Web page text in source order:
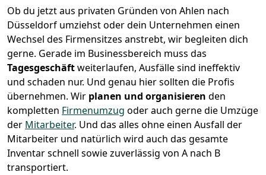
Ob du jetzt aus privaten Gründen von Ahlen nach
Düsseldorf umziehst oder dein Unternehmen einen
Wechsel des Firmensitzes anstrebt, wir begleiten dich
gerne. Gerade im Businessbereich muss das
Tagesgeschäftweiterlaufen, Ausfälle sind ineffektiv
und schaden nur. Und genau hier sollten die Profis
übernehmen. Wir planen und organisieren den
kompletten Firmenumzug oder auch gerne die Umzüge
der Mitarbeiter. Und das alles ohne einen Ausfall der
Mitarbeiter und natürlich wird auch das gesamte
Inventar schnell sowie zuverlässig von A nach B
transportiert.